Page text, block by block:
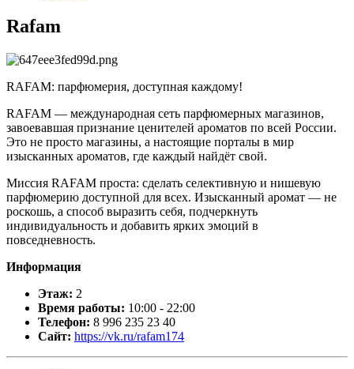
Rafam
RAFAM: парфюмерия, доступная каждому!
RAFAM — международная сеть парфюмерных магазинов,
завоевавшая признание ценителей ароматов по всей России.
Это не просто магазины, а настоящие порталы в мир
изысканных ароматов, где каждый найдёт свой.
Миссия RAFAM проста: сделать селективную и нишевую
парфюмерию доступной для всех. Изысканный аромат — не
роскошь, а способ выразить себя, подчеркнуть
индивидуальность и добавить ярких эмоций в
повседневность.
Информация
Этаж: 2
Время работы: 10:00 - 22:00
Телефон: 8 996 235 23 40
Сайт: https://vk.ru/rafam174